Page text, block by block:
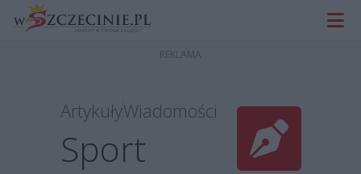
ArtykułyWiadomości
Sport